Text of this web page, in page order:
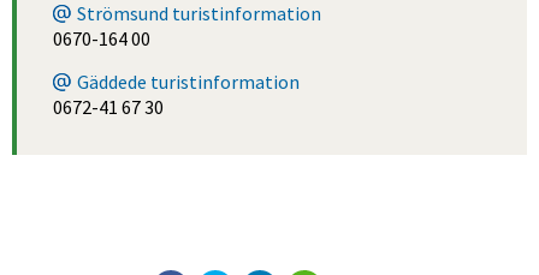
Strömsund turistinformation
0670-164 00
Gäddede turistinformation
0672-41 67 30